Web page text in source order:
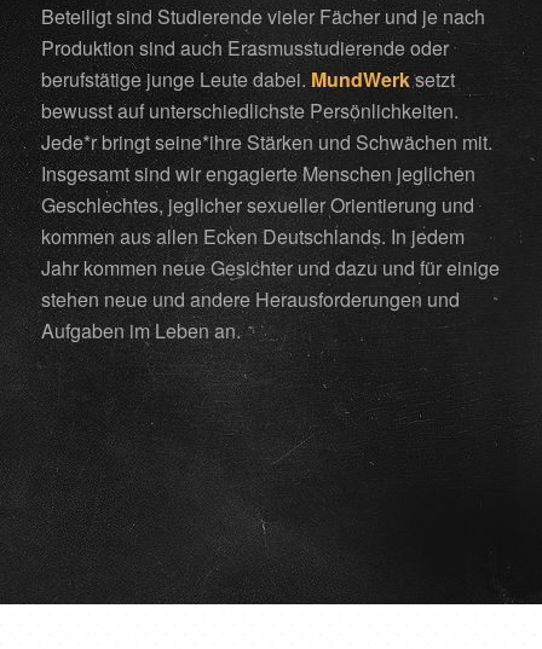
Beteiligt sind Studierende vieler Fächer und je nach
Produktion sind auch Erasmusstudierende oder
berufstätige junge Leute dabei. MundWerksetzt
bewusst auf unterschiedlichste Persönlichkeiten.
Jede*r bringt seine*ihre Stärken und Schwächen mit.
Insgesamt sind wir engagierte Menschen jeglichen
Geschlechtes, jeglicher sexueller Orientierung und
kommen aus allen Ecken Deutschlands. In jedem
Jahr kommen neue Gesichter und dazu und für einige
stehen neue und andere Herausforderungen und
Aufgaben im Leben an.